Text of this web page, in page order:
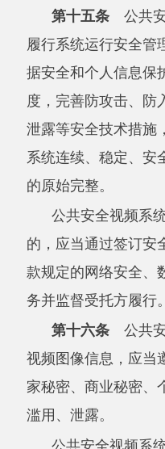
（二）采取授权管
（三）建立信息调
阅、调取视频图像信息
的单位、姓名等信息；
（四）其他防止滥
措施。
第十七条公共安全
像信息应当保存不少于30
现处理目的的视频图像
第十八条为公共安
输服务的电信业务经营
信息传输的安全管理，
定和国家标准的强制性
他必要措施，保障网络